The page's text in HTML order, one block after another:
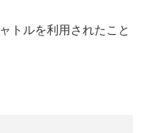
トルを利用されたこと